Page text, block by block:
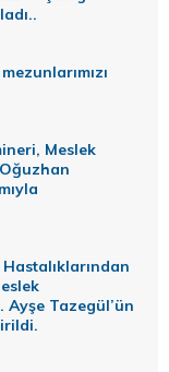
Meslek
Ayşe Tazegül’ün